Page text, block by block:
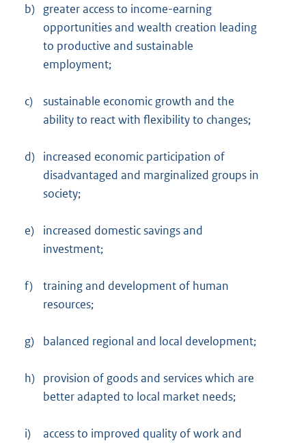
b) greater access to income-earning
opportunities and wealth creation leading
to productive and sustainable
employment;
c)
sustainable economic growth and the
ability to react with flexibility to changes;
d) increased economic participation of
disadvantaged and marginalized groups in
society;
e)
increased domestic savings and
investment;
f)
training and development of human
resources;
g) balanced regional and local development;
h) provision of goods and services which are
better adapted to local market needs;
i)
access to improved quality of work and